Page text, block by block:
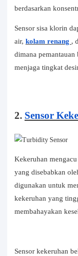
berdasarkan
Sensor sisa klorin
air, kolam renang ,
dimana
menjaga tingkat
2. Sensor
Kekeruhan
yang disebabkan
digunakan untuk
kekeruhan yang
membahayakan
Sensor kekeruhan